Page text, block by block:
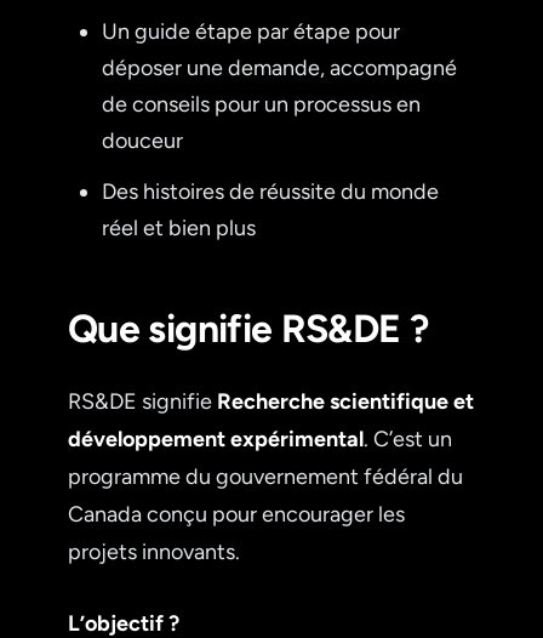
Un guide étape par étape pour
déposer une demande, accompagné
de conseils pour un processus en
douceur
Des histoires de réussite du monde
réel et bien plus
Que signifie RS&DE ?
RS&DE signifie Recherche scientifique et
développement expérimental. C’est un
programme du gouvernement fédéral du
Canada conçu pour encourager les
projets innovants.
L’objectif ?